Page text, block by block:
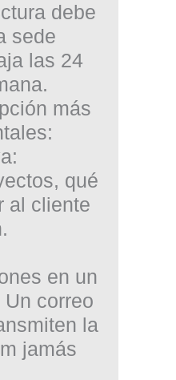
debe
sede
las 24
más
qué
al cliente
en un
correo
la
jamás